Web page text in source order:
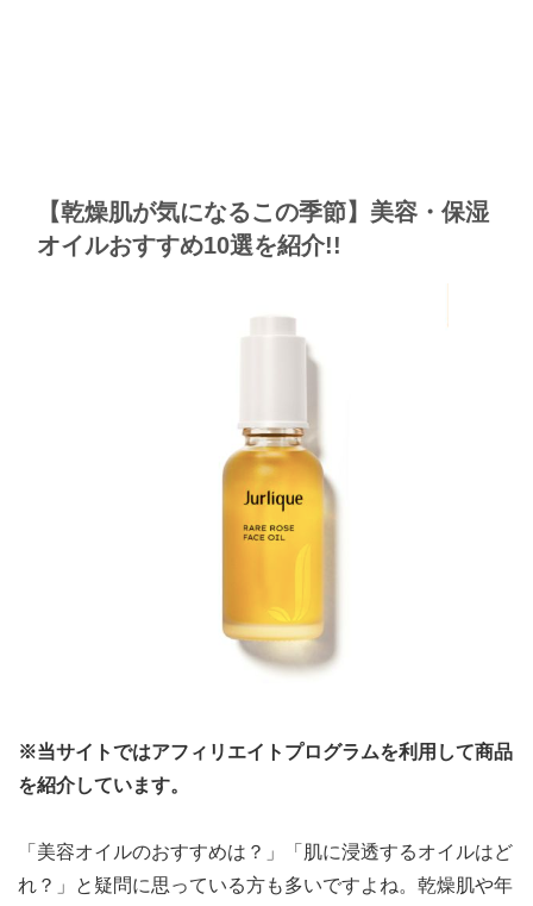
【乾燥肌が気になるこの季節】美容・保湿
オイルおすすめ10選を紹介!!
※当サイトではアフィリエイトプログラムを利用して商品
を紹介しています。
「美容オイルのおすすめは？」「肌に浸透するオイルはど
れ？」と疑問に思っている方も多いですよね。乾燥肌や年